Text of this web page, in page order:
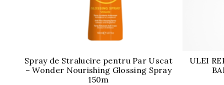
Spray de Stralucire pentru Par Uscat
– Wonder Nourishing Glossing Spray
150m
ULEI